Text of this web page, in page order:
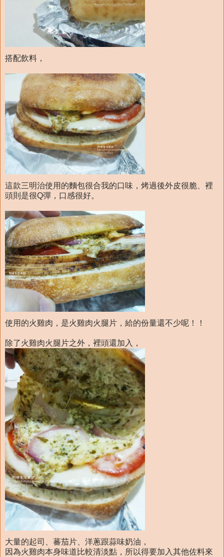
搭配飲料，
這款三明治使用的麵包很合我的口味，烤過後外皮很脆、裡
頭則是很Q彈，口感很好。
使用的火雞肉，是火雞肉火腿片，給的份量還不少呢！！
除了火雞肉火腿片之外，裡頭還加入，
大量的起司、蕃茄片、洋蔥跟蒜味奶油，
因為火雞肉本身味道比較清淡點，所以得要加入其他佐料來